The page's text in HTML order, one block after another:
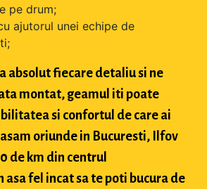
pe drum;
ajutorul unei echipe de
absolut fiecare detaliu si ne
montat, geamul iti poate
si confortul de care ai
oriunde in Bucuresti, Ilfov
de km din centrul
asa fel incat sa te poti bucura de